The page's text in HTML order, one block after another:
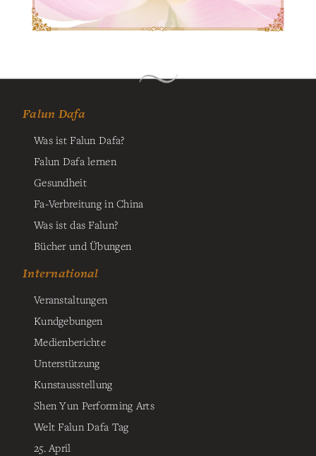
Falun Dafa
Was ist Falun Dafa?
Falun Dafa lernen
Gesundheit
Fa-Verbreitung in China
Was ist das Falun?
Bücher und Übungen
International
Veranstaltungen
Kundgebungen
Medienberichte
Unterstützung
Kunstausstellung
Shen Yun Performing Arts
Welt Falun Dafa Tag
25. April